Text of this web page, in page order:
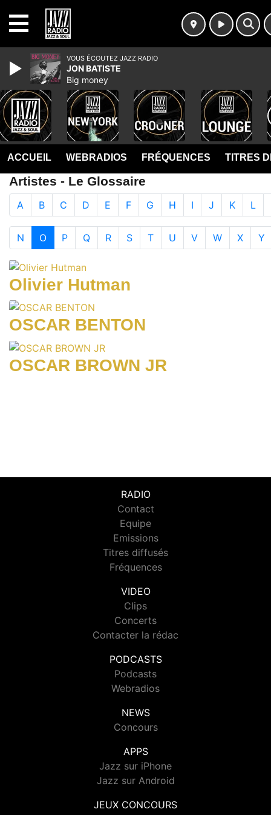
ACCUEIL WEBRADIOS FRÉQUENCES TITRES
Artistes - Le Glossaire
A B C D E F G H I J K L
N O P Q R S T U V W X Y
Olivier Hutman
OSCAR BENTON
OSCAR BROWN JR
RADIO
Contact
Equipe
Emissions
Titres diffusés
Fréquences
VIDEO
Clips
Concerts
Contacter la rédac
PODCASTS
Podcasts
Webradios
NEWS
Concours
APPS
Jazz sur iPhone
Jazz sur Android
JEUX CONCOURS
VOUS ÉCOUTEZ JAZZ RADIO
JON BATISTE
Big money